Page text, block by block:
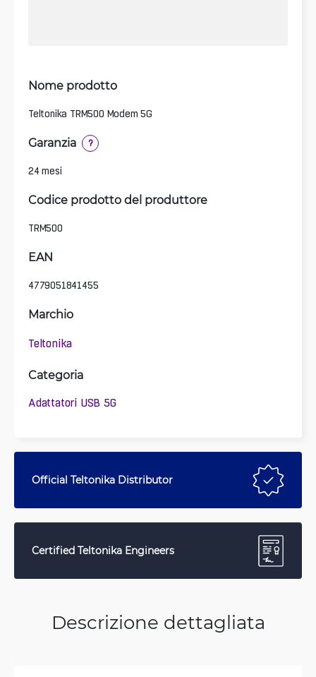
Nome prodotto
Teltonika TRM500 Modem 5G
Garanzia ?
24 mesi
Codice prodotto del produttore
TRM500
EAN
4779051841455
Marchio
Teltonika
Categoria
Adattatori USB 5G
Official Teltonika Distributor
Certified Teltonika Engineers
Descrizione dettagliata